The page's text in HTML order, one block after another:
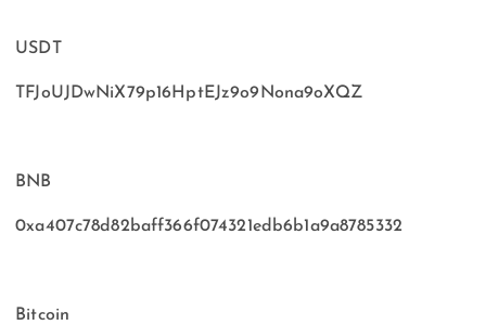
USDT
TFJoUJDwNiX79p16HptEJz9o9Nona9oXQZ
BNB
0xa407c78d82baff366f074321edb6b1a9a8785332
Bitcoin